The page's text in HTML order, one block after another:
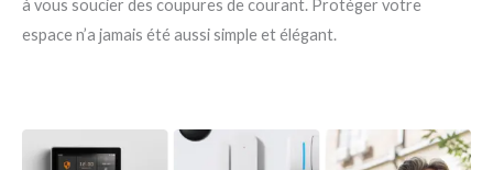
à vous soucier des coupures de courant. Protéger votre
espace n’a jamais été aussi simple et élégant.